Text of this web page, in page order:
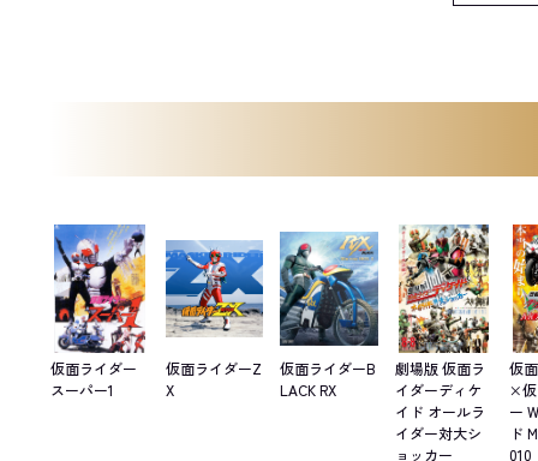
仮面ライダー
スーパー1
仮面ライダーZ
X
仮面ライダーB
LACK RX
劇場版 仮面ラ
イダーディケ
イド オールラ
イダー対大シ
ョッカー
仮
×
ー
ド
010